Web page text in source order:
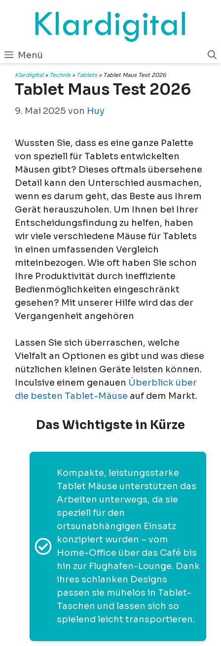
springen
Menü
Klardigital» Technik» Tablets» Tablet Maus Test 2026
Tablet Maus Test 2026
9. Mai 2025 von Huy
Wussten Sie, dass es eine ganze Palette
von speziell für Tablets entwickelten
Mäusen gibt? Dieses oftmals übersehene
Detail kann den Unterschied ausmachen,
wenn es darum geht, das Beste aus Ihrem
Gerät herauszuholen. Um Ihnen bei Ihrer
Entscheidungsfindung zu helfen, haben
wir viele verschiedene Mäuse für Tablets
in einen umfassenden Vergleich
miteinbezogen. Wie oft haben Sie schon
Ihre Produktivität durch ineffiziente
Bedienmöglichkeiten eingeschränkt
gesehen? Mit unserer Hilfe wird das der
Vergangenheit angehören
Lassen Sie sich überraschen, welche
Vielfalt an Optionen es gibt und was diese
nützlichen kleinen Geräte leisten können.
Inculsive einem genauen Überblick über
die besten Tablet-Mäuse auf dem Markt.
Das Wichtigste in Kürze
Kompakte, leistungsstarke
Tablet Mäuse unterstützen das
Arbeiten unterwegs, da sie
speziell für den
ortsunabhängigen Einsatz
konzipiert wurden – vom
Home-Office über das Café bis
hin zur Flughafen-Lounge. Dank
ihres schlanken Designs
passen sie mühelos in Tablet-
Taschen und lassen sich so
spielend leicht transportieren.